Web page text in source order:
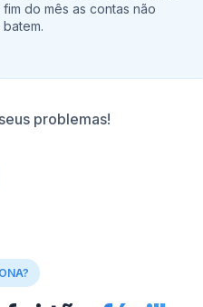
fim do mês as contas não
batem.
problemas!